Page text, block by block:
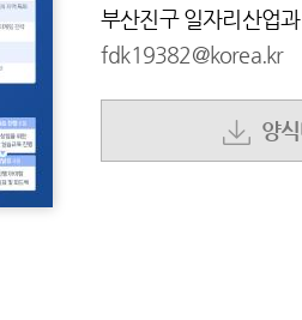
부산진구 일자리산업과
fdk19382@korea.kr
양